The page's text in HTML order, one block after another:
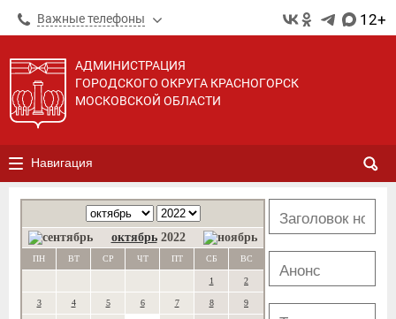
Важные телефоны 12+
АДМИНИСТРАЦИЯ
ГОРОДСКОГО ОКРУГА КРАСНОГОРСК
МОСКОВСКОЙ ОБЛАСТИ
Навигация
октябрь 2022
ПН ВТ СР ЧТ ПТ СБ ВС
1 2
3 4 5 6 7 8 9